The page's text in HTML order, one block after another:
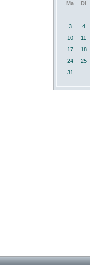
Ma
Di
3
4
10
11
17
18
24
25
31